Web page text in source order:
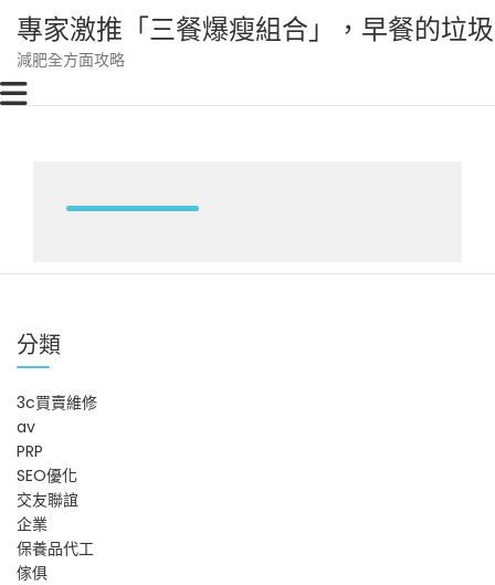
content
專家激推「三餐爆瘦組合」，早餐的垃
減肥全方面攻略
分類
3c買賣維修
av
PRP
SEO優化
交友聯誼
企業
保養品代工
傢俱